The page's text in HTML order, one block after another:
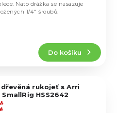
Do košíku
Nato drážka se nasazuje
1/4" šroubů.
rukojeť s Arri
HSS2642